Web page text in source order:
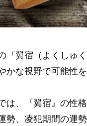
『翼宿（よくしゅ
かな視野で可能性
は、『翼宿』の性
勢、凌犯期間の運